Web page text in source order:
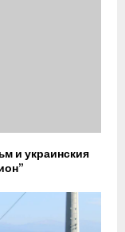
и украинския